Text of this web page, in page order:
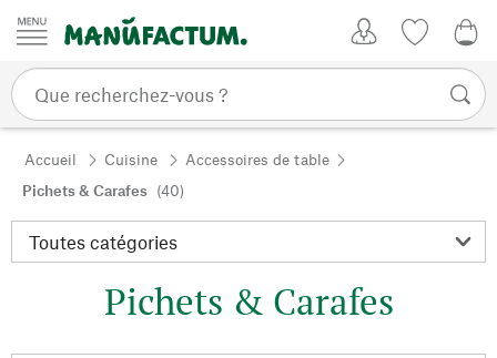
Passer au contenu
Accueil Cuisine
Accessoires de table
Pichets & Carafes (40)
Pichets & Carafes